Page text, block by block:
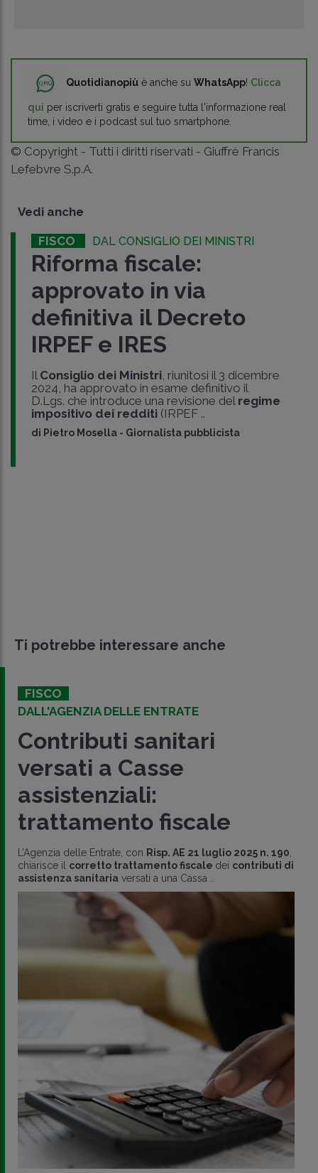
Quotidianopiù è anche su WhatsApp! Clicca
qui per iscriverti gratis e seguire tutta l'informazione real
time, i video e i podcast sul tuo smartphone.
© Copyright - Tutti i diritti riservati - Giuffrè Francis
Lefebvre S.p.A.
Vedi anche
FISCO DAL CONSIGLIO DEI MINISTRI
Riforma fiscale:
approvato in via
definitiva il Decreto
IRPEF e IRES
Il Consiglio dei Ministri, riunitosi il 3 dicembre
2024, ha approvato in esame definitivo il
D.Lgs. che introduce una revisione del regime
impositivo dei redditi(IRPEF ..
di Pietro Mosella - Giornalista pubblicista
Ti potrebbe interessare anche
FISCO
DALL'AGENZIA DELLE ENTRATE
Contributi sanitari
versati a Casse
assistenziali:
trattamento fiscale
L’Agenzia delle Entrate, con Risp. AE 21 luglio 2025 n. 190,
chiarisce il corretto trattamento fiscale dei contributi di
assistenza sanitaria versati a una Cassa ..